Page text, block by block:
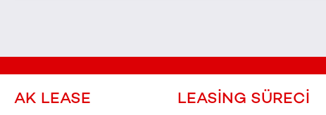
AK LEASE LEASING SÜRECI